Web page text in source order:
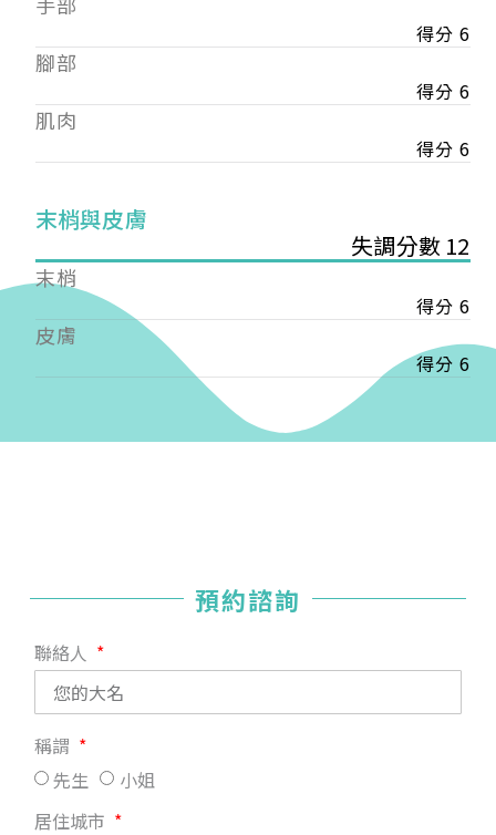
得分 6
腳部
得分 6
肌肉
得分 6
末梢與皮膚
失調分數 12
末梢
得分 6
皮膚
得分 6
預約諮詢
聯絡人
稱謂
先生
小姐
居住城市
會審核通過後即通知您進行繳費，繳費資訊如下
【會費】
個人會員:
入會費新臺幣1200元，於會員入會時繳納；常年會
費1200元，於每年度繳納。
費3000元，於每年度繳納。
戶名: 社團法人台灣自律神經健康培訓暨發展協會
帳號: 003-03-501566-2
銀行: (013) 國泰世華 南京東路分行